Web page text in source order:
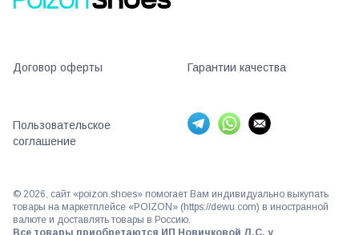
Договор оферты Гарантии качества
Пользовательское
соглашение
© 2026, сайт «poizon.shoes» помогает Вам индивидуально выкупать
товары на маркетплейсе «POIZON» (https://dewu.com) в иностранной
валюте и доставлять товары в Россию.